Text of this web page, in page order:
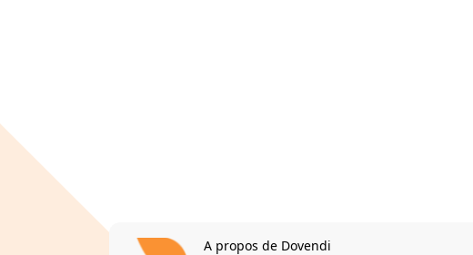
A propos de Dovendi